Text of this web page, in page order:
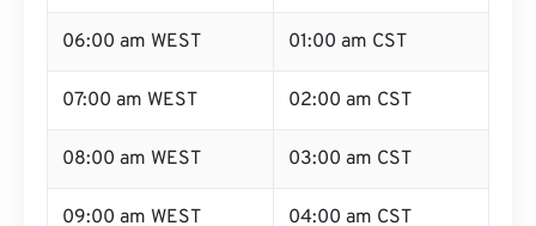
06:00 am WEST 01:00 am CST
07:00 am WEST 02:00 am CST
08:00 am WEST 03:00 am CST
09:00 am WEST 04:00 am CST